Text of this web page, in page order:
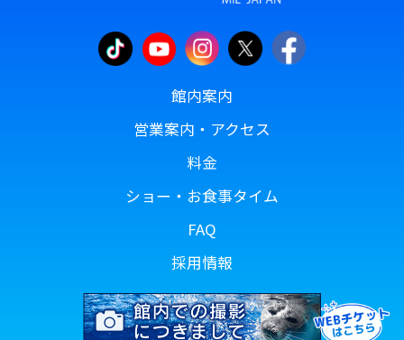
館内案内
営業案内・アクセス
料金
ショー・お食事タイム
FAQ
採用情報